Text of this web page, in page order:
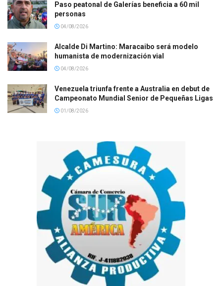
Paso peatonal de Galerías beneficia a 60 mil
personas
04/08/2026
Alcalde Di Martino: Maracaibo será modelo
humanista de modernización vial
04/08/2026
Venezuela triunfa frente a Australia en debut de
Campeonato Mundial Senior de Pequeñas Ligas
01/08/2026